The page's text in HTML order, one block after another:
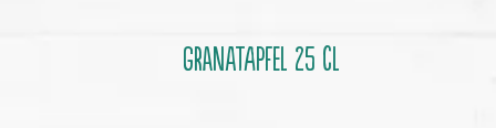
GRANATAPFEL 25 cl